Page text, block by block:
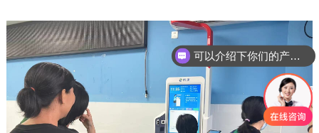
可以介绍下你们的产品么